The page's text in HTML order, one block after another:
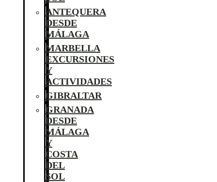
ANTEQUERA
DESDE
MÁLAGA
MARBELLA
EXCURSIONES
Y
ACTIVIDADES
GIBRALTAR
GRANADA
DESDE
MÁLAGA
Y
COSTA
DEL
SOL